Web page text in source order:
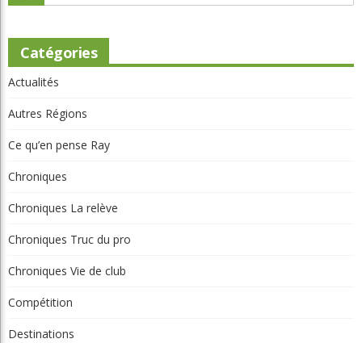
Catégories
Actualités
Autres Régions
Ce qu’en pense Ray
Chroniques
Chroniques La relève
Chroniques Truc du pro
Chroniques Vie de club
Compétition
Destinations